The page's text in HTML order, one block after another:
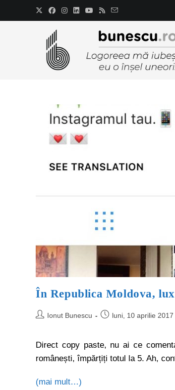
În Republica Moldova,
Ionut Bunescu luni, 10 aprilie 2017
Direct copy paste, nu ai ce
românești, împărțiți totul la 5. Ah,
(mai mult…)